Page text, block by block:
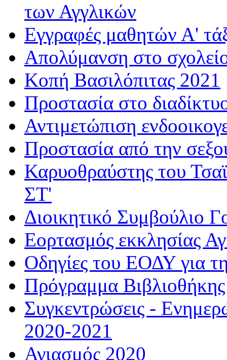
των Αγγλικών
Εγγραφές μαθητών Α'
Απολύμανση στο
Κοπή Βασιλόπιτας 2021
Προστασία στο
Αντιμετώπιση
Προστασία από την
Καρυοθραύστης του
ΣΤ'
Διοικητικό Συμβούλιο
Εορτασμός εκκλησίας
Οδηγίες του ΕΟΔΥ για
Πρόγραμμα
Συγκεντρώσεις -
2020-2021
Αγιασμός 2020